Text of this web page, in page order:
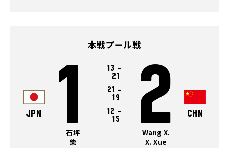
本戦プール戦
JPN 1 13 -
21
21 -
19
12 -
15
2 CHN
石坪
柴
Wang X.
X. Xue